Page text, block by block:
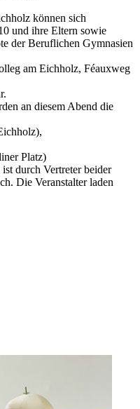
können sich
und ihre Eltern sowie
der Beruflichen Gymnasien
am Eichholz, Féauxweg
an diesem Abend die
Platz)
durch Vertreter beider
Die Veranstalter laden